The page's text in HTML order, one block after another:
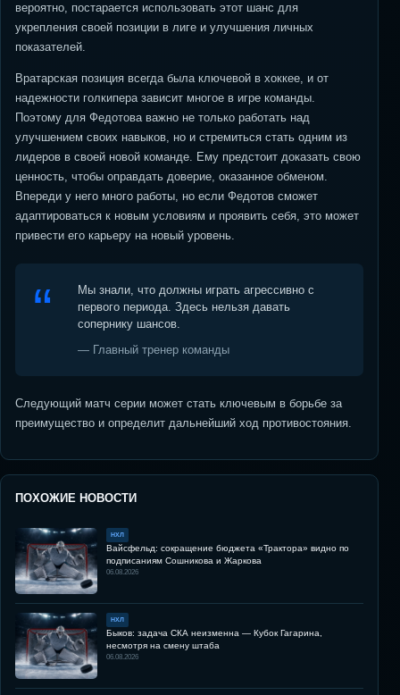
вероятно, постарается использовать этот шанс для
укрепления своей позиции в лиге и улучшения личных
показателей.
Вратарская позиция всегда была ключевой в хоккее, и от
надежности голкипера зависит многое в игре команды.
Поэтому для Федотова важно не только работать над
улучшением своих навыков, но и стремиться стать одним из
лидеров в своей новой команде. Ему предстоит доказать свою
ценность, чтобы оправдать доверие, оказанное обменом.
Впереди у него много работы, но если Федотов сможет
адаптироваться к новым условиям и проявить себя, это может
привести его карьеру на новый уровень.
Мы знали, что должны играть агрессивно с
первого периода. Здесь нельзя давать
сопернику шансов.
— Главный тренер команды
Следующий матч серии может стать ключевым в борьбе за
преимущество и определит дальнейший ход противостояния.
ПОХОЖИЕ НОВОСТИ
НХЛ
Вайсфельд: сокращение бюджета «Трактора» видно по
подписаниям Сошникова и Жаркова
06.08.2026
НХЛ
Быков: задача СКА неизменна — Кубок Гагарина,
несмотря на смену штаба
06.08.2026